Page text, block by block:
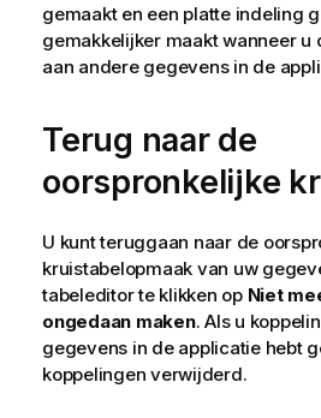
gemaakt en een platte indeling
gemakkelijker maakt wanneer u
aan andere gegevens in de
Terug naar de
oorspronkelijke
U kunt teruggaan naar de
kruistabelopmaak van uw
tabeleditor te klikken op Niet
ongedaan maken. Als u
gegevens in de applicatie hebt
koppelingen verwijderd.